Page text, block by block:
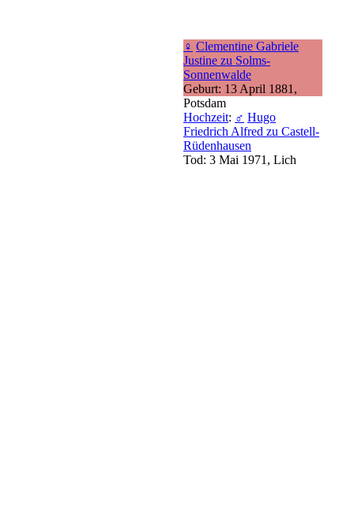
♀ Clementine Gabriele
Justine zu Solms-
Sonnenwalde
Geburt: 13 April 1881,
Potsdam
Hochzeit: ♂ Hugo
Friedrich Alfred zu Castell-
Rüdenhausen
Tod: 3 Mai 1971, Lich